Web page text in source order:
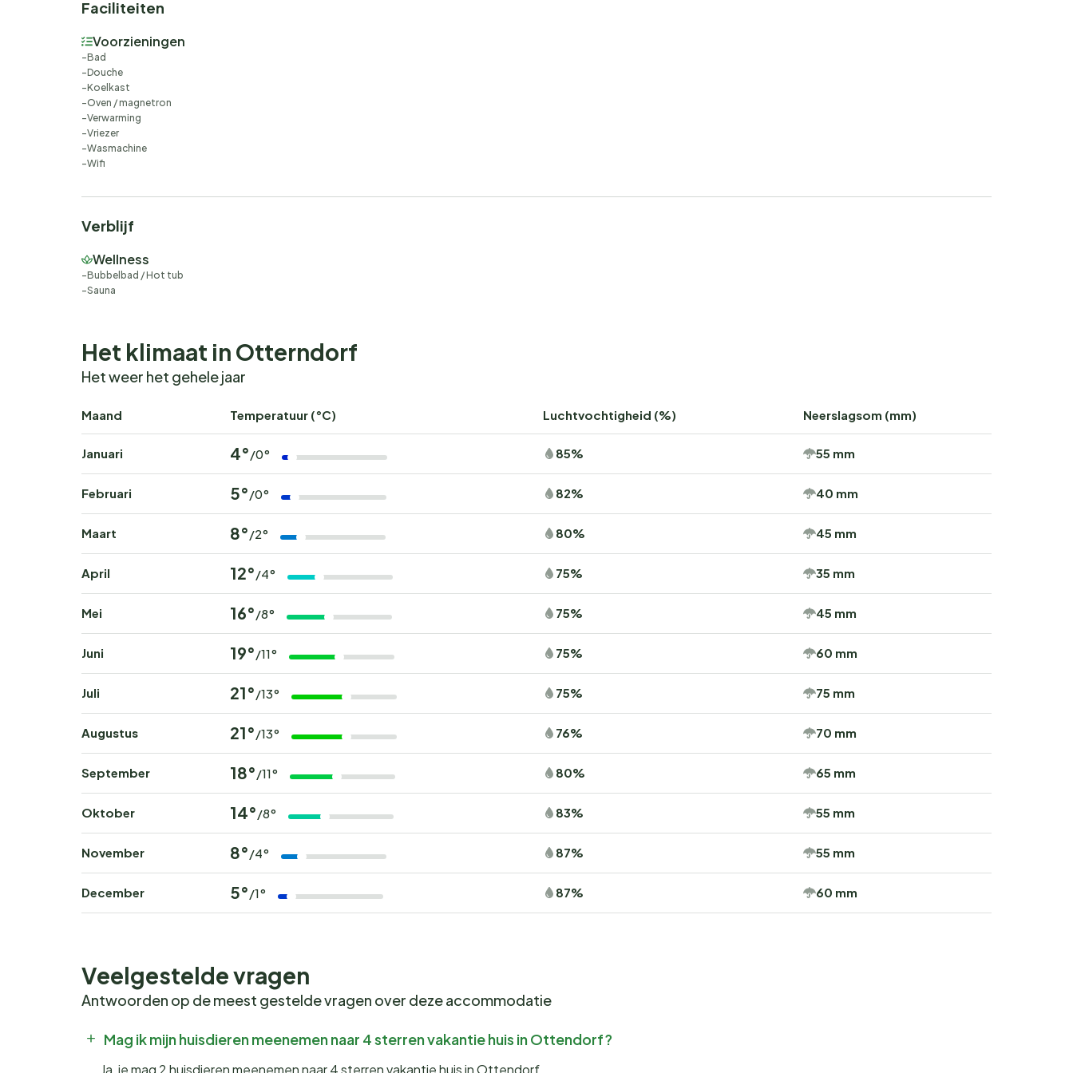
Freizeitangeboten im Feriendorf Otterndorf, in Cuxhaven oder im alten malerischen Stadtteil von
Otterndorf mit seinen Fachwerkhäusern und gemütlichen kleinen Gassen - all dies ergibt einen
unvergesslichen und erlebnisreichen Aufenthalt. Es handelt sich hierbei um Beispielbilder
Faciliteiten
Voorzieningen
Bad
Douche
Koelkast
Oven / magnetron
Verwarming
Vriezer
Wasmachine
Wifi
Verblijf
Wellness
Bubbelbad / Hot tub
Sauna
Het klimaat in Otterndorf
Het weer het gehele jaar
Maand Temperatuur (°C) Luchtvochtigheid (%) Neerslagsom (mm)
Januari 4° /0° 85% 55 mm
Februari 5° /0° 82% 40 mm
Maart 8° /2° 80% 45 mm
April 12° /4° 75% 35 mm
Mei 16° /8° 75% 45 mm
Juni 19° /11° 75% 60 mm
Juli 21° /13° 75% 75 mm
Augustus 21° /13° 76% 70 mm
September 18° /11° 80% 65 mm
Oktober 14° /8° 83% 55 mm
November 8° /4° 87% 55 mm
December 5° /1° 87% 60 mm
Veelgestelde vragen
Antwoorden op de meest gestelde vragen over deze accommodatie
Mag ik mijn huisdieren meenemen naar 4 sterren vakantie huis in Ottendorf?
Ja, je mag 2 huisdieren meenemen naar 4 sterren vakantie huis in Ottendorf